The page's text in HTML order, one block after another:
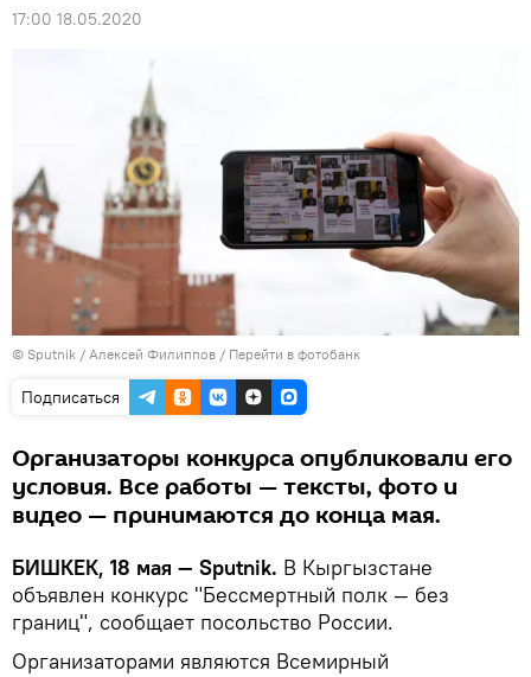
17:00 18.05.2020
© Sputnik / Алексей Филиппов / Перейти в фотобанк
Подписаться
Организаторы конкурса опубликовали его
условия. Все работы — тексты, фото и
видео — принимаются до конца мая.
БИШКЕК, 18 мая — Sputnik. В Кыргызстане
объявлен конкурс "Бессмертный полк — без
границ", сообщает посольство России.
Организаторами являются Всемирный